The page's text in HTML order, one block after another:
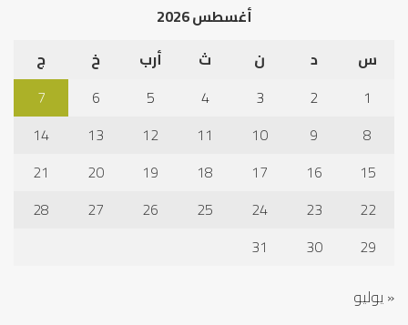
أغسطس 2026
س
د ن ث أرب خ
ج
1
2
3
4
5
6
7
8
9
10
11
12
13
14
15
16
17
18
19
20
21
22
23
24
25
26
27
28
29
30
31
« يوليو